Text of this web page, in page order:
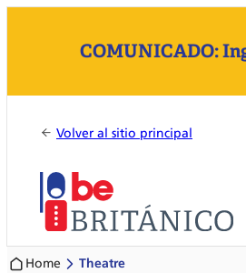
COMUNICADO:
Volver al sitio principal
Home Theatre